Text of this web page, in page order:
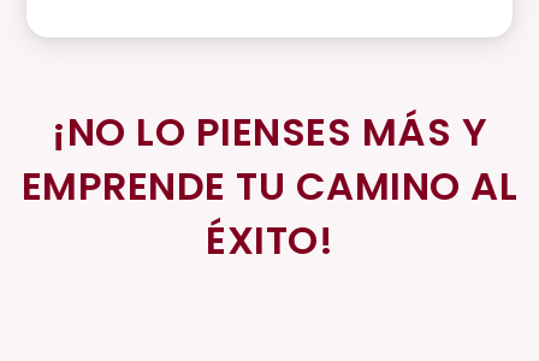
¡NO LO PIENSES MÁS Y
EMPRENDE TU CAMINO AL
ÉXITO!